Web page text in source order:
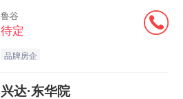
鲁谷
待定
品牌房企
兴达·东华院